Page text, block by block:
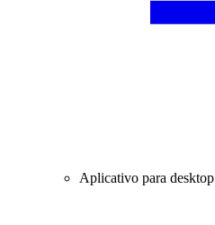
Aplicativo para desktop